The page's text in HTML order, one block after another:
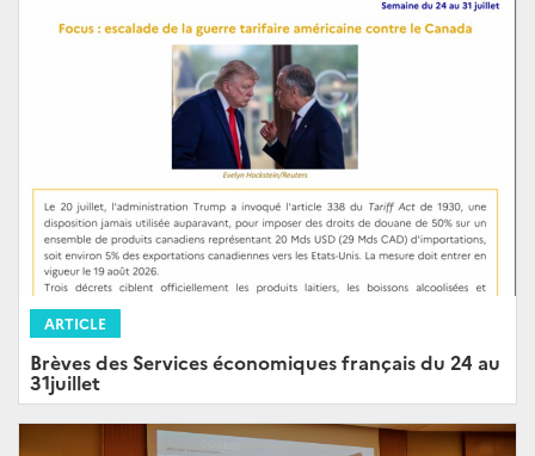
ARTICLE
Brèves des Services économiques français du 24 au
31juillet